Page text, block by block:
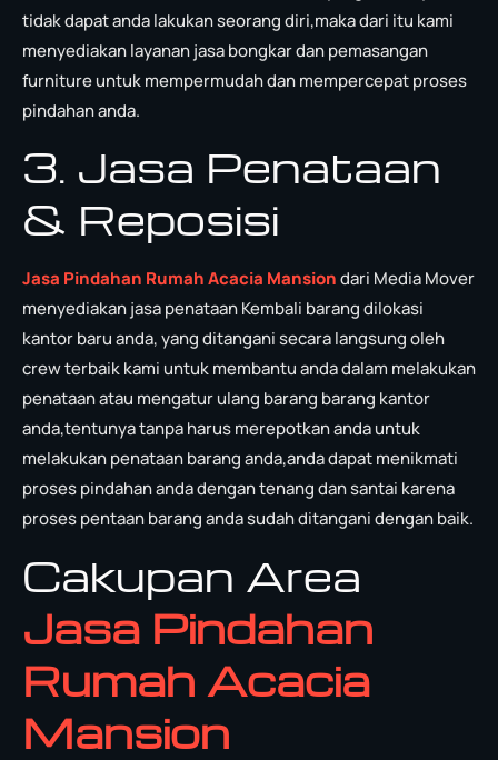
tidak dapat anda lakukan seorang diri,maka dari itu kami
menyediakan layanan jasa bongkar dan pemasangan
furniture untuk mempermudah dan mempercepat proses
pindahan anda.
3. Jasa Penataan
& Reposisi
Jasa Pindahan Rumah Acacia Mansiondari Media Mover
menyediakan jasa penataan Kembali barang dilokasi
kantor baru anda, yang ditangani secara langsung oleh
crew terbaik kami untuk membantu anda dalam melakukan
penataan atau mengatur ulang barang barang kantor
anda,tentunya tanpa harus merepotkan anda untuk
melakukan penataan barang anda,anda dapat menikmati
proses pindahan anda dengan tenang dan santai karena
proses pentaan barang anda sudah ditangani dengan baik.
Cakupan Area
Jasa Pindahan
Rumah Acacia
Mansion